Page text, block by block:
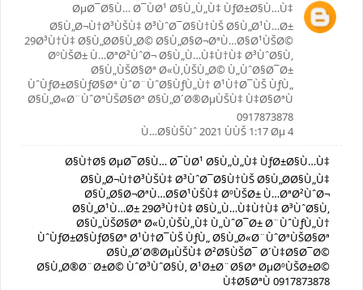
ØµØ¯Ø§Ù… Ø¯ÙØ¹ Ø§Ù„Ù„Ù‡ ÙƒØ±Ø§Ù…Ù‡
Ø§Ù„Ø¬Ù†Ø³ÙŠÙ‡ Ø³ÙˆØ¯Ø§Ù†ÙŠ Ø§Ù„Ø¹Ù…Ø±
29Ø³Ù†Ù‡ Ø§Ù„Ø­Ø§Ù„Ø© Ø§Ù„Ø§Ø¬ØªÙ…Ø§Ø¹ÙŠØ©
ØºÙŠØ± Ù…ØªØ²ÙˆØ¬ Ø§Ù„Ù…Ù‡Ù†Ù‡ Ø³ÙˆØ§Ù‚
Ø§Ù„ÙŠØ§Øª Ø«Ù‚ÙŠÙ„Ø© Ù„ÙˆØ§Ø¯Ø±
ÙˆÙƒØ±Ø§ÙƒØ§Øª ÙˆØ¨ÙˆØ§ÙƒÙ„Ù† Ø¹Ù†Ø¯ÙŠ ÙƒÙ„
Ø§Ù„Ø«Ø¨ÙˆØªÙŠØ§Øª Ø§Ù„Ø´Ø®ØµÙŠÙ‡ Ù‡Ø§ØªÙ
0917873878
4 Ù…Ø§ÙŠÙˆ 2021 ÙÙŠ 1:17 Øµ
Ø§Ù†Ø§ ØµØ¯Ø§Ù… Ø¯ÙØ¹ Ø§Ù„Ù„Ù‡ ÙƒØ±Ø§Ù…Ù‡
Ø§Ù„Ø¬Ù†Ø³ÙŠÙ‡ Ø³ÙˆØ¯Ø§Ù†ÙŠ Ø§Ù„Ø­Ø§Ù„Ù‡
Ø§Ù„Ø§Ø¬ØªÙ…Ø§Ø¹ÙŠÙ‡ ØºÙŠØ± Ù…ØªØ²ÙˆØ¬
Ø§Ù„Ø¹Ù…Ø± 29Ø³Ù†Ù‡ Ø§Ù„Ù…Ù‡Ù†Ù‡ Ø³ÙˆØ§Ù‚
Ø§Ù„ÙŠØ§Øª Ø«Ù‚ÙŠÙ„Ù‡ Ù„ÙˆØ¯Ø± Ø¨ÙˆÙƒÙ„Ù†
ÙˆÙƒØ±Ø§ÙƒØ§Øª Ø¹Ù†Ø¯ÙŠ ÙƒÙ„ Ø§Ù„Ø«Ø¨ÙˆØªÙŠØ§Øª
Ø§Ù„Ø´Ø®ØµÙŠÙ‡ Ø²Ø§ÙŠØ¯ Ø´Ù‡Ø§Ø¯Ø©
Ø§Ù„Ø®Ø¨Ø±Ø© ÙˆØ³ÙˆØ§Ù‚ Ø¹Ø±Ø¨Ø§Øª ØµØºÙŠØ±Ø©
Ù‡Ø§ØªÙ 0917873878